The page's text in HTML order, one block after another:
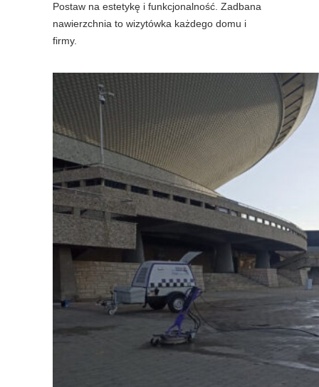
Postaw na estetykę i funkcjonalność. Zadbana
nawierzchnia to wizytówka każdego domu i
firmy.